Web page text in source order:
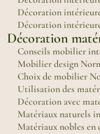
Décoration
Décoration
Décoration
Conseils mobilier
Mobilier design
Choix de mobilier
Utilisation des
Décoration avec
Matériaux naturels
Matériaux nobles